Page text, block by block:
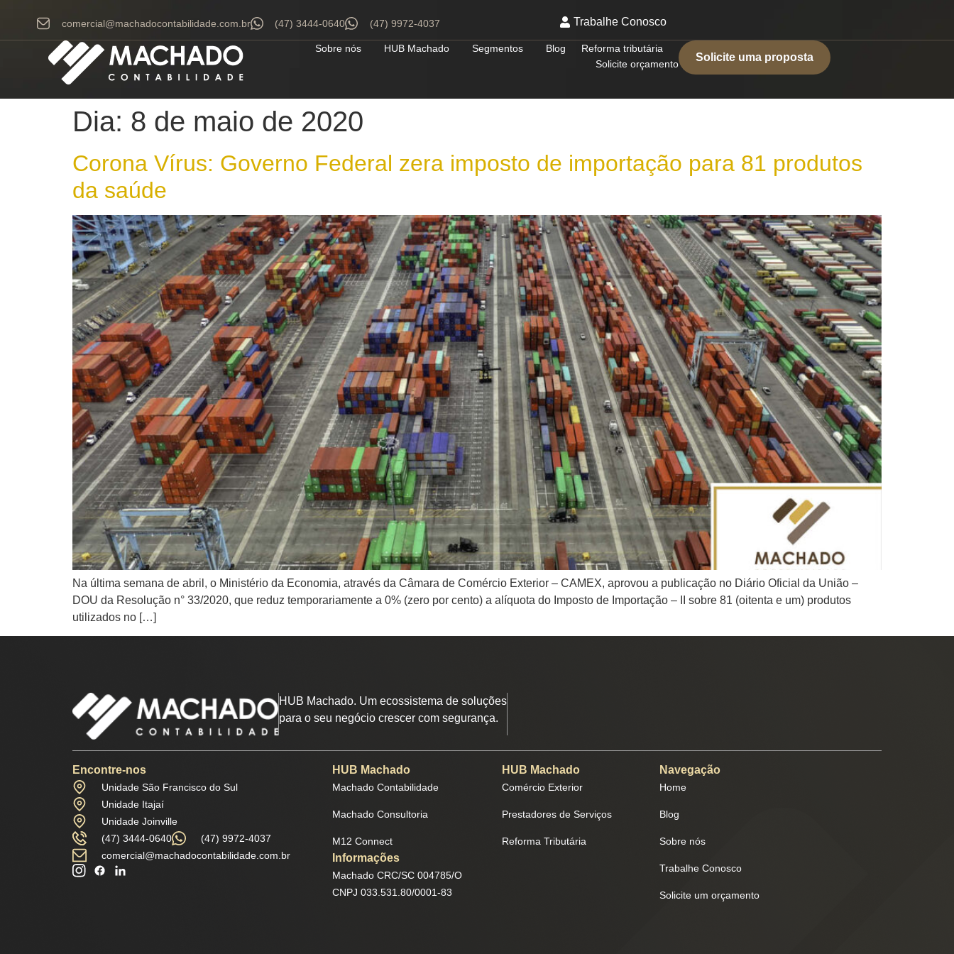
comercial@machadocontabilidade.com.br (47) 3444-0640 (47) 9972-4037 Trabalhe Conosco
Sobre nós HUB Machado Segmentos Blog
Reforma tributária
Solicite orçamento
Solicite uma proposta
Dia: 8 de maio de 2020
Corona Vírus: Governo Federal zera imposto de importação para 81 produtos
da saúde
Na última semana de abril, o Ministério da Economia, através da Câmara de Comércio Exterior – CAMEX, aprovou a publicação no Diário Oficial da União –
DOU da Resolução n° 33/2020, que reduz temporariamente a 0% (zero por cento) a alíquota do Imposto de Importação – II sobre 81 (oitenta e um) produtos
utilizados no […]
HUB Machado. Um ecossistema de soluções
para o seu negócio crescer com segurança.
Encontre-nos
Unidade São Francisco do Sul
Unidade Itajaí
Unidade Joinville
(47) 3444-0640
(47) 9972-4037
comercial@machadocontabilidade.com.br
HUB Machado
Machado Contabilidade
Machado Consultoria
M12 Connect
Informações
Machado CRC/SC 004785/O
CNPJ 033.531.80/0001-83
HUB Machado
Comércio Exterior
Prestadores de Serviços
Reforma Tributária
Navegação
Home
Blog
Sobre nós
Trabalhe Conosco
Solicite um orçamento